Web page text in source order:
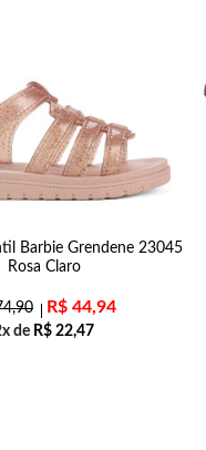
Barbie Grendene 23045
Rosa Claro
R$ 44,94
de R$ 22,47